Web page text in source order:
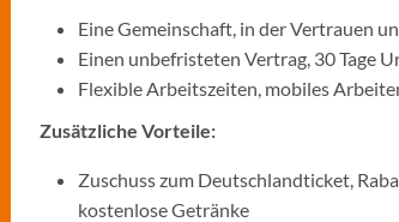
Eine Gemeinschaft, in der Vertrauen
Einen unbefristeten Vertrag, 30 Tage
Flexible Arbeitszeiten, mobiles
Zusätzliche Vorteile:
Zuschuss zum Deutschlandticket,
kostenlose Getränke